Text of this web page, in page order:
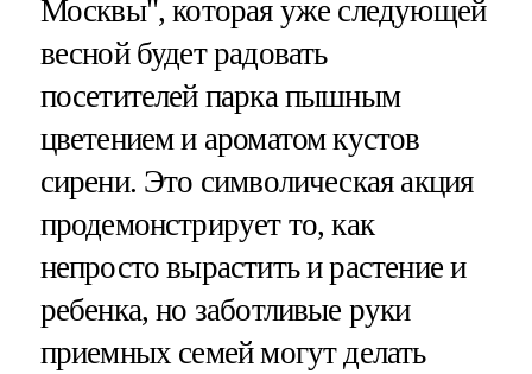
Москвы", которая уже следующей
весной будет радовать
посетителей парка пышным
цветением и ароматом кустов
сирени. Это символическая акция
продемонстрирует то, как
непросто вырастить и растение и
ребенка, но заботливые руки
приемных семей могут делать